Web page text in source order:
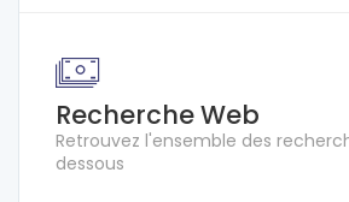
Recherche Web
Retrouvez l'ensemble des
dessous